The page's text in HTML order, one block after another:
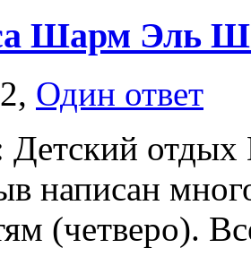
Шарм Эль
Один ответ
Детский
написан
(четверо).